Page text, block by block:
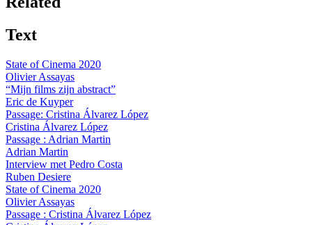
Text
State of Cinema 2020
Olivier Assayas
“Mijn films zijn abstract”
Eric de Kuyper
Passage: Cristina Álvarez López
Cristina Álvarez López
Passage : Adrian Martin
Adrian Martin
Interview met Pedro Costa
Ruben Desiere
State of Cinema 2020
Olivier Assayas
Passage : Cristina Álvarez López